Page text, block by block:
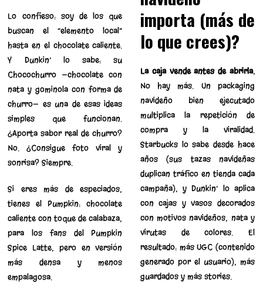
Lo confieso: soy de los que
buscan el “elemento local”
hasta en el chocolate caliente.
Y Dunkin’ lo sabe: su
Chocochurro —chocolate con
nata y gominola con forma de
churro— es una de esas ideas
simples que funcionan.
¿Aporta sabor real de churro?
No. ¿Consigue foto viral y
sonrisa? Siempre.
Si eres más de especiados,
tienes el Pumpkin: chocolate
caliente con toque de calabaza,
para los fans del Pumpkin
Spice Latte, pero en versión
más densa y menos
empalagosa.
importa (más de
lo que crees)?
La caja vende antes de abrirla.
No hay más. Un packaging
navideño bien ejecutado
multiplica la repetición de
compra y la viralidad.
Starbucks lo sabe desde hace
años (sus tazas navideñas
duplican tráfico en tienda cada
campaña), y Dunkin’ lo aplica
con cajas y vasos decorados
con motivos navideños, nata y
virutas de colores. El
resultado: más UGC (contenido
generado por el usuario), más
guardados y más stories.